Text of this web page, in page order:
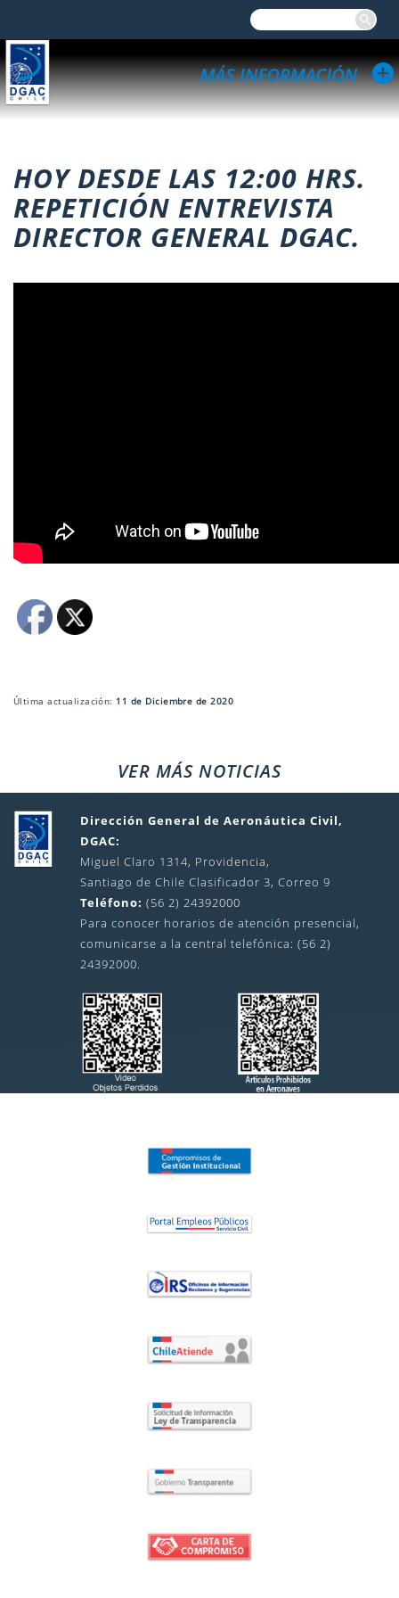
HOY DESDE LAS 12:00 HRS.
REPETICIÓN ENTREVISTA
DIRECTOR GENERAL DGAC.
Última actualización: 11 de Diciembre de 2020
VER MÁS NOTICIAS
Dirección General de Aeronáutica Civil,
DGAC:
Miguel Claro 1314, Providencia,
Santiago de Chile Clasificador 3, Correo 9
Teléfono: (56 2) 24392000
Para conocer horarios de atención presencial,
comunicarse a la central telefónica: (56 2)
24392000.